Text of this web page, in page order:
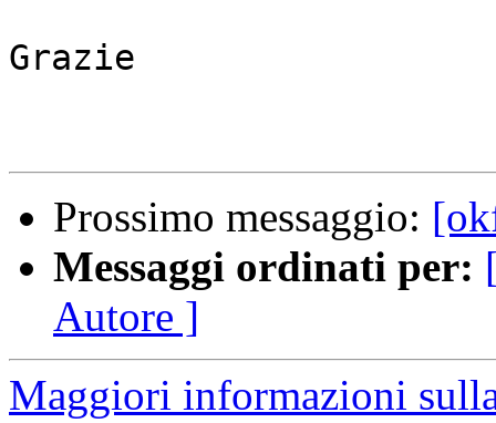
Grazie
Prossimo messaggio:
Messaggi ordinati per:
Autore ]
Maggiori informazioni